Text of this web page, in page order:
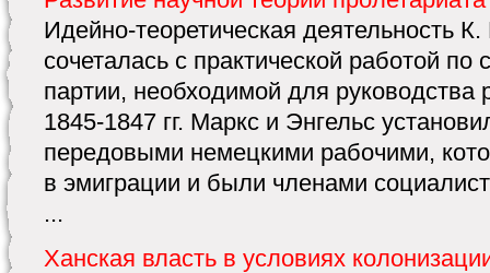
Идейно-теоретическая деятельность
сочеталась с практической работой по
партии, необходимой для
1845-1847 гг. Маркс и Энгельс
передовыми немецкими рабочими,
в эмиграции и были членами
...
Ханская власть в условиях